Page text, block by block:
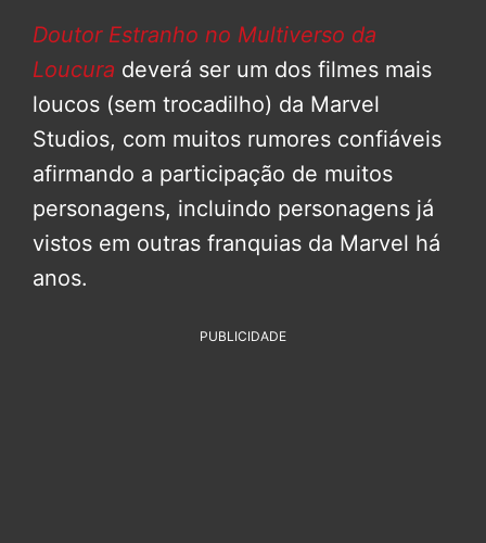
Doutor Estranho no Multiverso da
Loucura deverá ser um dos filmes mais
loucos (sem trocadilho) da Marvel
Studios, com muitos rumores confiáveis
afirmando a participação de muitos
personagens, incluindo personagens já
vistos em outras franquias da Marvel há
anos.
PUBLICIDADE